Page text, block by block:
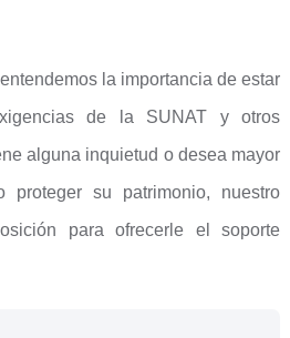
la importancia de estar
de la SUNAT y otros
alguna inquietud o desea mayor
proteger su patrimonio, nuestro
para ofrecerle el soporte